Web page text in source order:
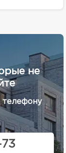
не
телефону